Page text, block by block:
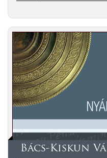
Bács-Kiskun